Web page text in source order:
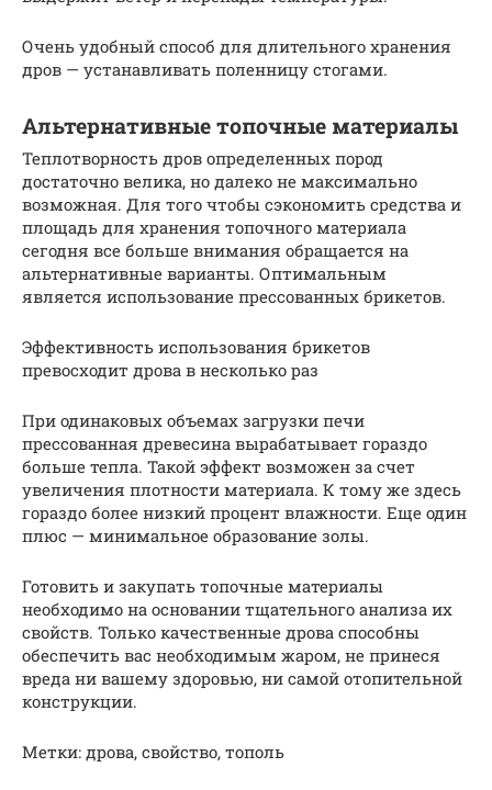
Очень удобный способ для длительного хранения
дров — устанавливать поленницу стогами.
Альтернативные топочные материалы
Теплотворность дров определенных пород
достаточно велика, но далеко не максимально
возможная. Для того чтобы сэкономить средства и
площадь для хранения топочного материала
сегодня все больше внимания обращается на
альтернативные варианты. Оптимальным
является использование прессованных брикетов.
Эффективность использования брикетов
превосходит дрова в несколько раз
При одинаковых объемах загрузки печи
прессованная древесина вырабатывает гораздо
больше тепла. Такой эффект возможен за счет
увеличения плотности материала. К тому же здесь
гораздо более низкий процент влажности. Еще один
плюс — минимальное образование золы.
Готовить и закупать топочные материалы
необходимо на основании тщательного анализа их
свойств. Только качественные дрова способны
обеспечить вас необходимым жаром, не принеся
вреда ни вашему здоровью, ни самой отопительной
конструкции.
Метки: дрова, свойство, тополь